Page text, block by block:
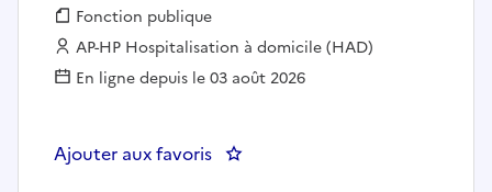
Fonction publique :
Fonction publique
Employeur :
AP-HP Hospitalisation à domicile (HAD)
En ligne depuis le 03 août 2026
Ajouter aux favoris : Secrétaire à la cellule